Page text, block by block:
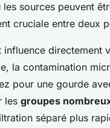
sources peuvent
cruciale entre deux
influence directement
la contamination
pour une gourde
les groupes
séparé plus